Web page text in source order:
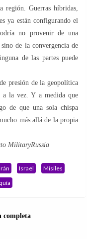
Guerras híbridas,
ya están configurando el
no provenir de una
de la convergencia de
de las partes puede
presión de la geopolítica
a la vez. Y a medida que
de que una sola chispa
más allá de la propia
MilitaryRussia
Israel
Misiles
completa